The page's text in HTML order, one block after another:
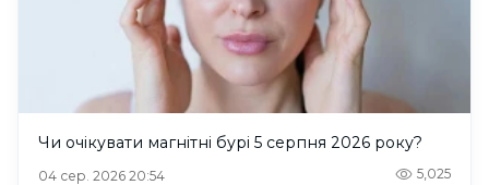
Чи очікувати магнітні бурі 5 серпня 2026 року?
04 сер. 2026 20:54 5,025